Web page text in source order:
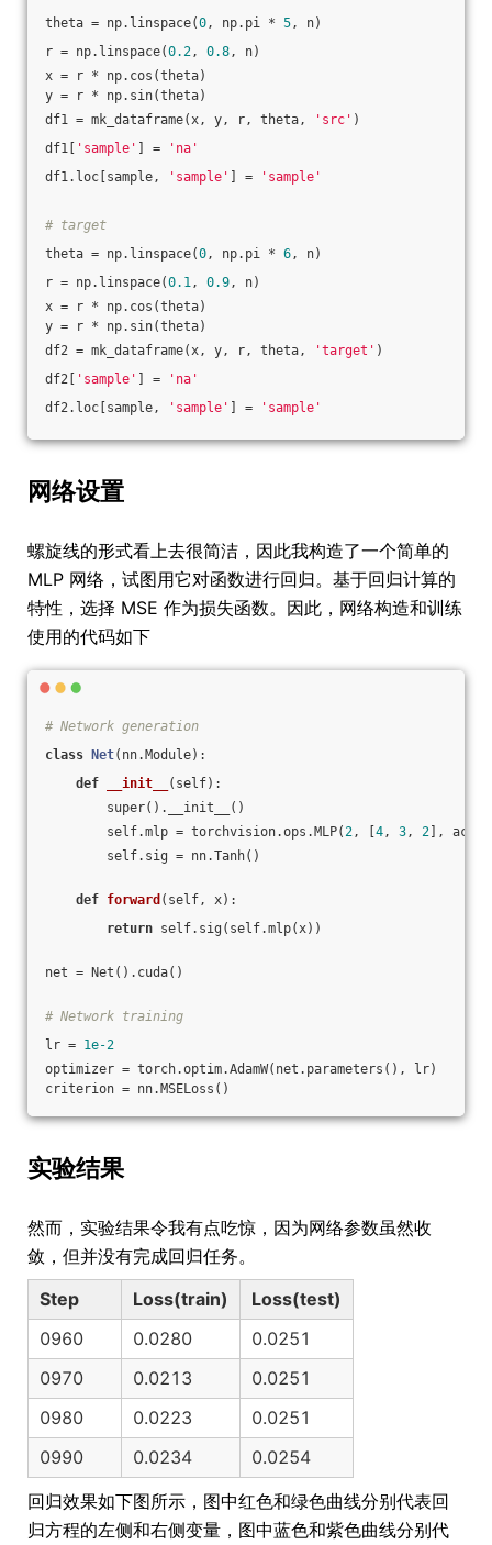
theta = np.linspace(0, np.pi * 5, n)
r = np.linspace(0.2, 0.8, n)
x = r * np.cos(theta)
y = r * np.sin(theta)
df1 = mk_dataframe(x, y, r, theta,
'src' )
df1[ 'sample' ] =
'na'
df1.loc[sample,
'sample' ] = 'sample'
# target
theta = np.linspace(0, np.pi * 6, n)
r = np.linspace(0.1, 0.9, n)
x = r * np.cos(theta)
y = r * np.sin(theta)
df2 = mk_dataframe(x, y, r, theta,
'target' )
df2[ 'sample' ] =
'na'
df2.loc[sample,
'sample' ] = 'sample'
网络设置
螺旋线的形式看上去很简洁，因此我构造了一个简单的
MLP 网络，试图用它对函数进行回归。基于回归计算的
特性，选择 MSE 作为损失函数。因此，网络构造和训练
使用的代码如下
# Network generation
class Net(nn.Module) :
def
__init__ (self) :
super().__init__()
self.mlp = torchvision.ops.MLP(2, [4, 3, 2],
self.sig = nn.Tanh()
def forward (self, x) :
return self.sig(self.mlp(x))
net = Net().cuda()
# Network training
lr = 1e-2
optimizer = torch.optim.AdamW(net.parameters(), lr)
criterion = nn.MSELoss()
实验结果
然而，实验结果令我有点吃惊，因为网络参数虽然收
敛，但并没有完成回归任务。
Step
Loss(train)
Loss(test)
0960
0.0280
0.0251
0970
0.0213
0.0251
0980
0.0223
0.0251
0990
0.0234
0.0254
回归效果如下图所示，图中红色和绿色曲线分别代表回
归方程的左侧和右侧变量，图中蓝色和紫色曲线分别代